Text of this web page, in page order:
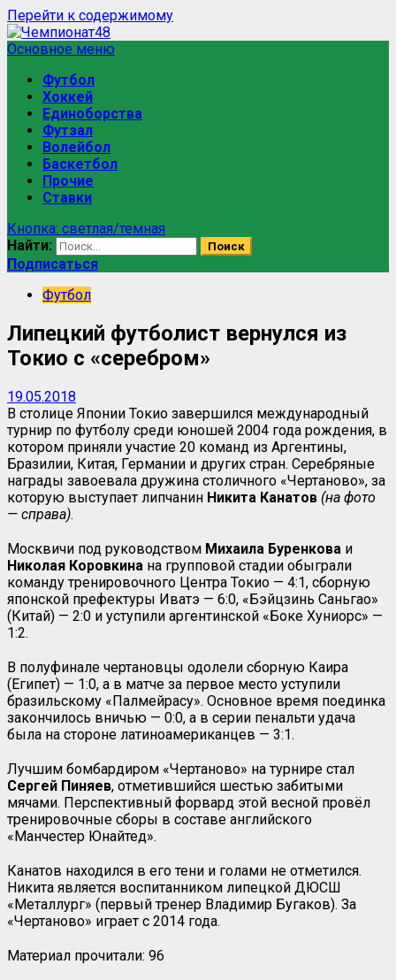
Перейти к содержимому
Основное меню
Футбол
Хоккей
Единоборства
Футзал
Волейбол
Баскетбол
Прочие
Ставки
Кнопка: светлая/темная
Найти:
Подписаться
Футбол
Липецкий футболист вернулся из
Токио с «серебром»
19.05.2018
В столице Японии Токио завершился международный
турнир по футболу среди юношей 2004 года рождения, в
котором приняли участие 20 команд из Аргентины,
Бразилии, Китая, Германии и других стран. Серебряные
награды завоевала дружина столичного «Чертаново», за
которую выступает липчанин Никита Канатов (на фото
— справа).
Москвичи под руководством Михаила Буренкова и
Николая Коровкина на групповой стадии обыграли
команду тренировочного Центра Токио — 4:1, сборную
японской префектуры Иватэ — 6:0, «Бэйцзинь Саньгао»
(Китай) — 2:0 и уступили аргентинской «Боке Хуниорс» —
1:2.
В полуфинале чертановцы одолели сборную Каира
(Египет) — 1:0, а в матче за первое место уступили
бразильскому «Палмейрасу». Основное время поединка
закончилось вничью — 0:0, а в серии пенальти удача
была на стороне латиноамериканцев — 3:1.
Лучшим бомбардиром «Чертаново» на турнире стал
Сергей Пиняев, отметившийся шестью забитыми
мячами. Перспективный форвард этой весной провёл
тренировочные сборы в составе английского
«Манчестер Юнайтед».
Канатов находился в его тени и голами не отметился.
Никита является воспитанником липецкой ДЮСШ
«Металлург» (первый тренер Владимир Бугаков). За
«Чертаново» играет с 2014 года.
Материал прочитали: 96